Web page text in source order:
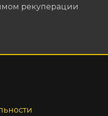
рекуперации